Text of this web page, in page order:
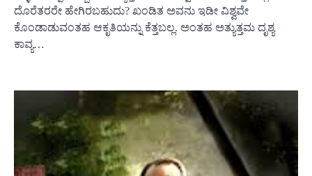
ದೊರೆತರರೇ ಹೇಗಿರಬಹುದು? ಖಂಡಿತ ಅವನು ಇಡೀ ವಿಶ್ವವೇ
ಕೊಂಡಾಡುವಂತಹ ಆಕೃತಿಯನ್ನು ಕೆತ್ತಬಲ್ಲ. ಅಂತಹ ಅತ್ಯುತ್ತಮ ದೃಶ್ಯ
ಕಾವ್ಯ…